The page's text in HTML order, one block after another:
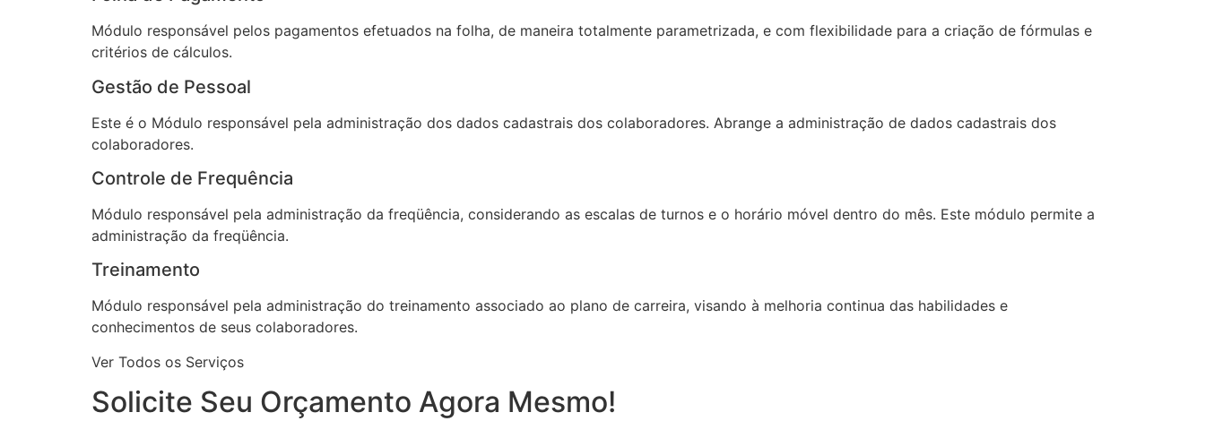
Módulo responsável pelos pagamentos efetuados na folha, de maneira totalmente parametrizada, e com flexibilidade para a criação de fórmulas e
critérios de cálculos.
Gestão de Pessoal
Este é o Módulo responsável pela administração dos dados cadastrais dos colaboradores. Abrange a administração de dados cadastrais dos
colaboradores.
Controle de Frequência
Módulo responsável pela administração da freqüência, considerando as escalas de turnos e o horário móvel dentro do mês. Este módulo permite a
administração da freqüência.
Treinamento
Módulo responsável pela administração do treinamento associado ao plano de carreira, visando à melhoria continua das habilidades e
conhecimentos de seus colaboradores.
Ver Todos os Serviços
Solicite Seu Orçamento Agora Mesmo!